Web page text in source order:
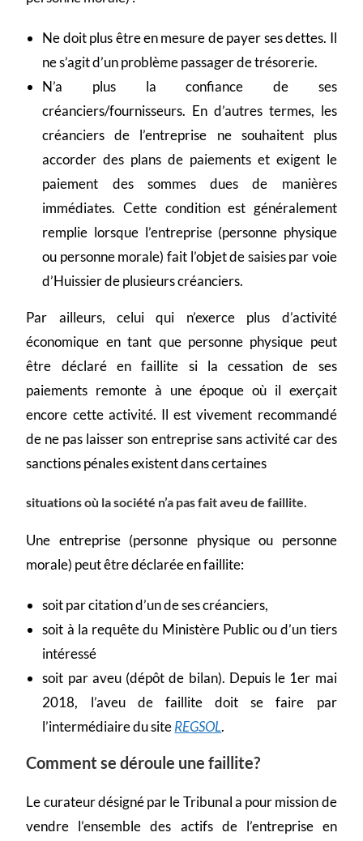
Ne doit plus être en mesure de payer ses dettes. Il
ne s’agit d’un problème passager de trésorerie.
N’a plus la confiance de ses
créanciers/fournisseurs. En d’autres termes, les
créanciers de l’entreprise ne souhaitent plus
accorder des plans de paiements et exigent le
paiement des sommes dues de manières
immédiates. Cette condition est généralement
remplie lorsque l’entreprise (personne physique
ou personne morale) fait l’objet de saisies par voie
d’Huissier de plusieurs créanciers.
Par ailleurs, celui qui n’exerce plus d’activité
économique en tant que personne physique peut
être déclaré en faillite si la cessation de ses
paiements remonte à une époque où il exerçait
encore cette activité. Il est vivement recommandé
de ne pas laisser son entreprise sans activité car des
sanctions pénales existent dans certaines
situations où la société n’a pas fait aveu de faillite.
Une entreprise (personne physique ou personne
morale) peut être déclarée en faillite:
soit par citation d’un de ses créanciers,
soit à la requête du Ministère Public ou d’un tiers
intéressé
soit par aveu (dépôt de bilan). Depuis le 1er mai
2018, l’aveu de faillite doit se faire par
l’intermédiaire du siteREGSOL.
Comment se déroule une faillite?
Le curateur désigné par le Tribunal a pour mission de
vendre l’ensemble des actifs de l’entreprise en